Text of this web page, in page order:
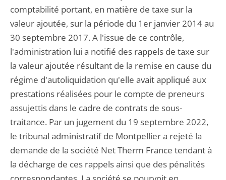
comptabilité portant, en matière de taxe sur la
valeur ajoutée, sur la période du 1er janvier 2014 au
30 septembre 2017. A l'issue de ce contrôle,
l'administration lui a notifié des rappels de taxe sur
la valeur ajoutée résultant de la remise en cause du
régime d'autoliquidation qu'elle avait appliqué aux
prestations réalisées pour le compte de preneurs
assujettis dans le cadre de contrats de sous-
traitance. Par un jugement du 19 septembre 2022,
le tribunal administratif de Montpellier a rejeté la
demande de la société Net Therm France tendant à
la décharge de ces rappels ainsi que des pénalités